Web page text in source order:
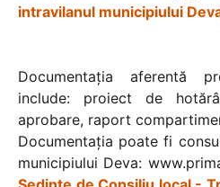
intravilanul municipiului
Documentația aferentă
include: proiect de
aprobare, raport
Documentația poate fi
municipiului Deva: